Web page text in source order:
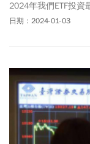
2024年我們ETF投資
不追高、不殺低」。
日期：2024-01-03